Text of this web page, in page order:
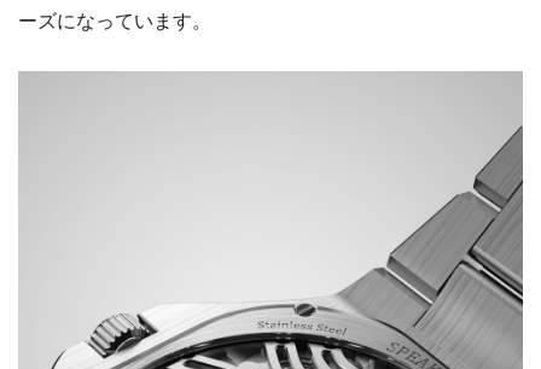
ーズになっています。